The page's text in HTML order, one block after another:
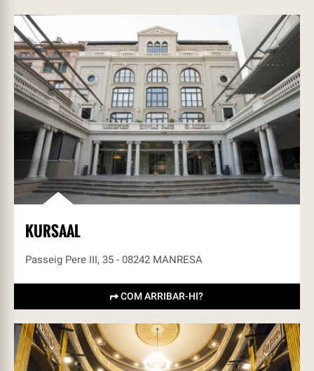
KURSAAL
Passeig Pere III, 35 - 08242 MANRESA
COM ARRIBAR-HI?